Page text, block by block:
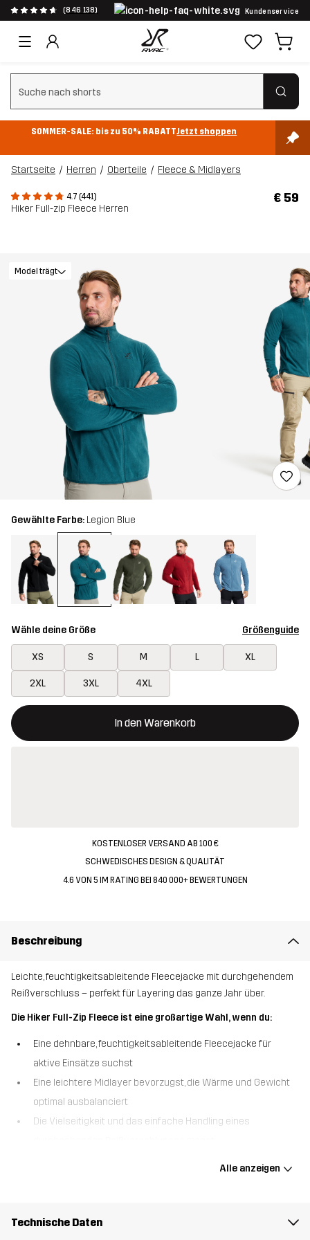
(846 138) Kundenservice
Suchfilter löschen
SOMMER-SALE: bis zu 50% RABATTJetzt shoppen
Startseite Herren Oberteile Fleece & Midlayers
4.7 (441)
Hiker Full-zip Fleece Herren
€ 59
Model trägt
Gewählte Farbe: Legion Blue
Wähle deine Größe Größenguide
XS S M L XL
2XL 3XL 4XL
In den Warenkorb
Dieser Button öffnet ein Fenster und legt den neuen Artikel in
{{size}} nicht verfügbar
KOSTENLOSER VERSAND AB 100 €
SCHWEDISCHES DESIGN & QUALITÄT
4.6 VON 5 IM RATING BEI 840 000+ BEWERTUNGEN
Beschreibung
Leichte, feuchtigkeitsableitende Fleecejacke mit durchgehendem
Reißverschluss – perfekt für Layering das ganze Jahr über.
Die Hiker Full-Zip Fleece ist eine großartige Wahl, wenn du:
Eine dehnbare, feuchtigkeitsableitende Fleecejacke für
aktive Einsätze suchst
Eine leichtere Midlayer bevorzugst, die Wärme und Gewicht
optimal ausbalanciert
Die Vielseitigkeit und das einfache Handling eines
Die Hiker Full-Zip Fleece ist eine weiche, atmungsaktive
– von kühlen Wanderungen bis hin zu Alltagsaktivitäten – und
Alle anzeigen
Technische Daten